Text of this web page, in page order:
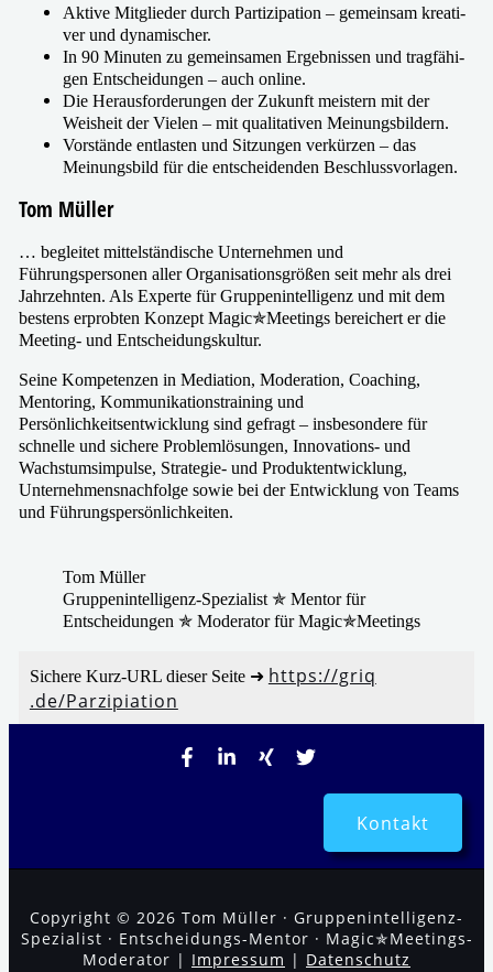
Aktive Mitglieder durch Partizipation – gemein­sam krea­ti­
ver und dynamischer.
In 90 Minuten zu gemein­sa­men Ergebnissen und trag­fä­hi­
gen Entscheidungen – auch online.
Die Herausforderungen der Zukunft meis­tern mit der
Weisheit der Vielen – mit qua­li­ta­ti­ven Meinungsbildern.
Vorstände ent­las­ten und Sitzungen ver­kür­zen – das
Meinungsbild für die ent­schei­den­den Beschlussvorlagen.
Tom Müller
… beglei­tet mit­tel­stän­di­sche Unternehmen und
Führungspersonen aller Organisationsgrößen seit mehr als drei
Jahrzehnten. Als Experte für Gruppenintelligenz und mit dem
bes­tens erprob­ten Konzept Magic✯Meetings berei­chert er die
Meeting- und Entscheidungskultur.
Seine Kompetenzen in Mediation, Moderation, Coaching,
Mentoring, Kommunikationstraining und
Persönlichkeitsentwicklung sind gefragt – ins­be­son­de­re für
schnel­le und siche­re Problemlösungen, Innovations- und
Wachstumsimpulse, Strategie- und Produktentwicklung,
Unternehmensnachfolge sowie bei der Entwicklung von Teams
und Führungspersönlichkeiten.
Tom Müller
Gruppenintelligenz-Spezialist ✯ Mentor für
Entscheidungen ✯ Moderator für Magic✯Meetings
Sichere Kurz-URL die­ser Seite ➜ https://​griq​
.de/​P​a​r​z​i​p​i​a​t​ion
Kontakt
Copyright © 2026 Tom Müller · Gruppenintelligenz-
Spezialist · Entscheidungs-Mentor · Magic✯Meetings-
Moderator | Impressum | Datenschutz